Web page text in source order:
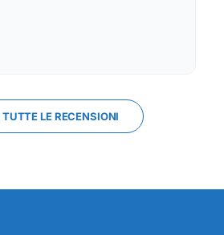
TUTTE LE RECENSIONI